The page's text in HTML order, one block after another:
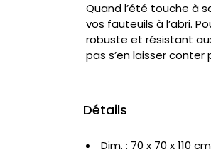
Quand l’été touche à
vos fauteuils à l’abri.
robuste et résistant
pas s’en laisser conter
Détails
Dim. : 70 x 70 x 110